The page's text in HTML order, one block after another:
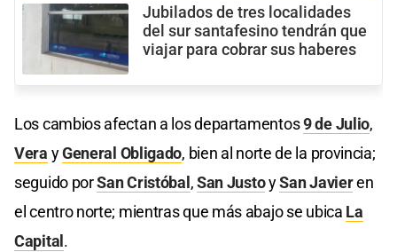
Jubilados de tres localidades
del sur santafesino tendrán que
viajar para cobrar sus haberes
Los cambios afectan a los departamentos9 de Julio,
Vera yGeneral Obligado, bien al norte de la provincia;
seguido porSan Cristóbal ,San JustoySan Javieren
el centro norte; mientras que más abajo se ubica La
Capital .